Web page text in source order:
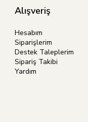
Alışveriş
Hesabım
Siparişlerim
Destek Taleplerim
Sipariş Takibi
Yardım